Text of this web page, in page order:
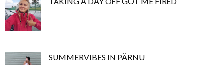
SUMMERVIBES IN PÄRNU